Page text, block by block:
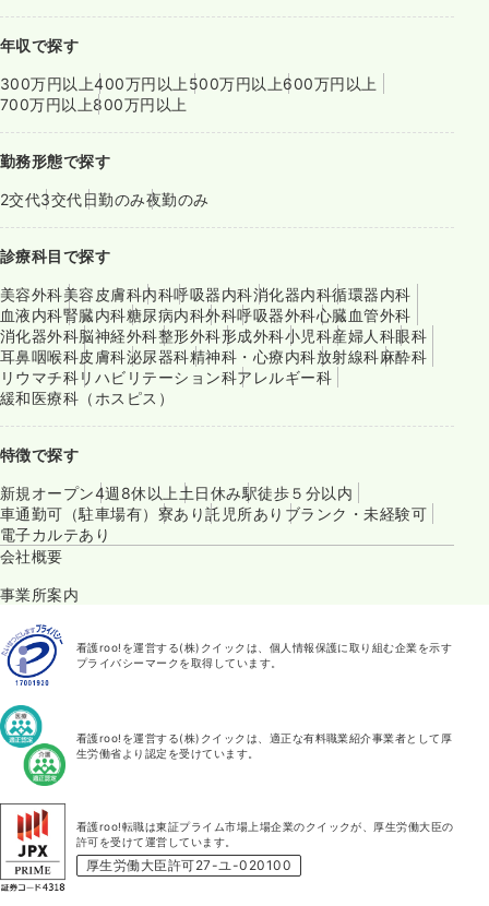
年収で探す
300万円以上400万円以上 500万円以上600万円以上
700万円以上800万円以上
勤務形態で探す
2交代3交代日勤のみ夜勤のみ
診療科目で探す
美容外科美容皮膚科内科呼吸器内科消化器内科循環器内科
血液内科腎臓内科糖尿病内科外科呼吸器外科心臓血管外科
消化器外科脳神経外科整形外科形成外科小児科産婦人科眼科
耳鼻咽喉科皮膚科泌尿器科精神科・心療内科放射線科麻酔科
リウマチ科リハビリテーション科アレルギー科
緩和医療科（ホスピス）
特徴で探す
新規オープン4週8休以上 土日休み駅徒歩５分以内
車通勤可（駐車場有） 寮あり託児所あり ブランク・未経験可
電子カルテあり
会社概要
事業所案内
看護roo!を運営する(株)クイックは、個人情報保護に取り組む企業を示す
プライバシーマークを取得しています。
看護roo!を運営する(株)クイックは、適正な有料職業紹介事業者として厚
生労働省より認定を受けています。
看護roo!転職は東証プライム市場上場企業のクイックが、厚生労働大臣の
許可を受けて運営しています。
厚生労働大臣許可27-ユ-020100